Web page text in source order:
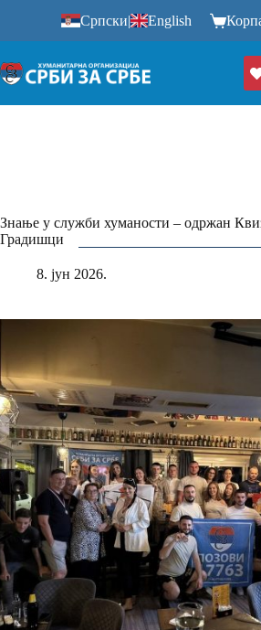
Српски| English
Знање у служби хуманости – одржан
Градишци
8. јун 2026.